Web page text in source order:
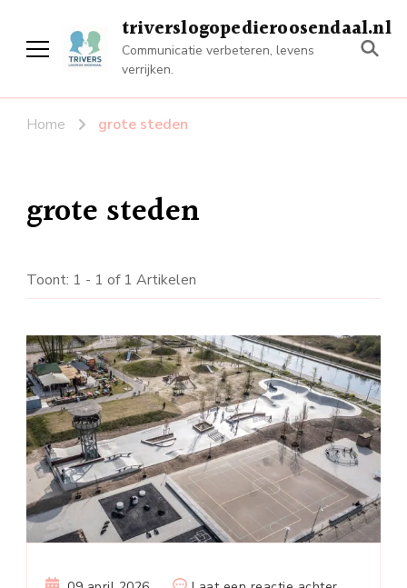
triverslogopedieroosendaal.nl
Communicatie verbeteren, levens
verrijken.
Home grote steden
grote steden
Toont: 1 - 1 of 1 Artikelen